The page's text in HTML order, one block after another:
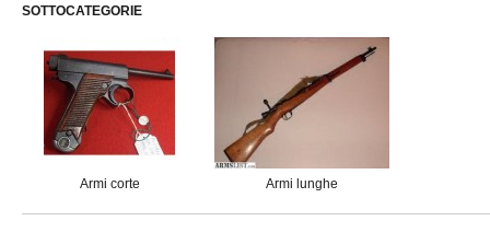
SOTTOCATEGORIE
Armi corte Armi lunghe